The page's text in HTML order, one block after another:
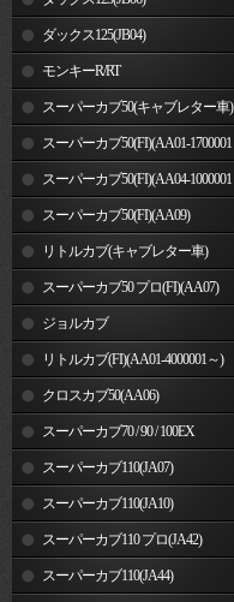
ダックス125(JB04)
モンキーR/RT
スーパーカブ50(キャブレター車)
スーパーカブ50(FI)(AA01-1700001
～) スーパーカブ50(FI)(AA04-1000001
～) スーパーカブ50(FI)(AA09)
リトルカブ(キャブレター車)
スーパーカブ50 プロ(FI)(AA07)
ジョルカブ
リトルカブ(FI)(AA01-4000001～)
クロスカブ50(AA06)
スーパーカブ70 / 90 / 100EX
スーパーカブ110(JA07)
スーパーカブ110(JA10)
スーパーカブ110 プロ(JA42)
スーパーカブ110(JA44)